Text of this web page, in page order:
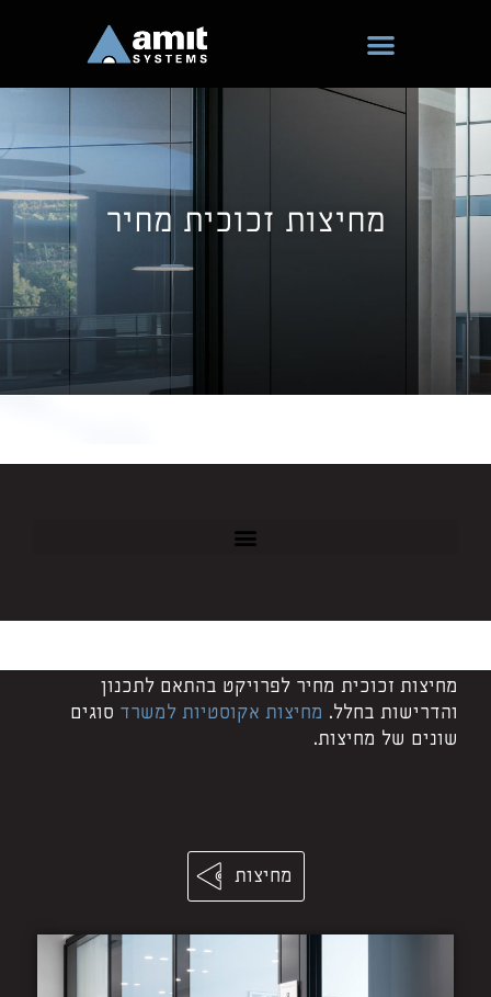
מחיצות זכוכית מחיר
מחיצות זכוכית מחיר לפרויקט בהתאם לתכנון
והדרישות בחלל. מחיצות אקוסטיות למשרד סוגים
שונים של מחיצות.
מחיצות